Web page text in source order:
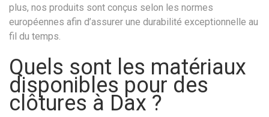
plus, nos produits sont conçus selon les normes
européennes afin d’assurer une durabilité exceptionnelle au
fil du temps.
Quels sont les matériaux
disponibles pour des
clôtures à Dax ?